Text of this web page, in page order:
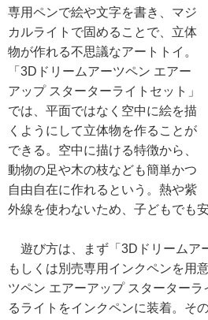
専用ペンで絵や文字を書き、マジ
カルライトで固めることで、立体
物が作れる不思議なアートトイ。
「3Dドリームアーツペン エアー
アップ スターターライトセット」
では、平面ではなく空中に絵を描
くようにして立体物を作ることが
できる。空中に描ける特徴から、
動物の足や木の枝なども簡単かつ
自由自在に作れるという。熱や紫
外線を使わないため、子どもでも
遊び方は、まず「3Dドリームア
もしくは別売専用インクペンを用
ツペン エアーアップ スターター
るライトをインクペンに装着。そ